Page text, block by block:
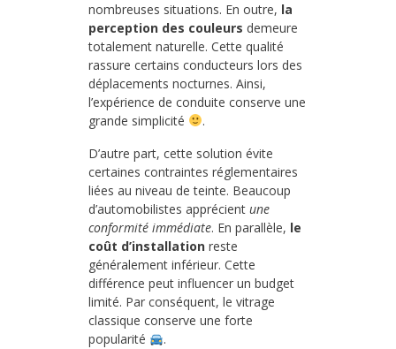
nombreuses situations. En outre, la
perception des couleurs demeure
totalement naturelle. Cette qualité
rassure certains conducteurs lors des
déplacements nocturnes. Ainsi,
l’expérience de conduite conserve une
grande simplicité
.
D’autre part, cette solution évite
certaines contraintes réglementaires
liées au niveau de teinte. Beaucoup
d’automobilistes apprécient une
conformité immédiate. En parallèle, le
coût d’installation reste
généralement inférieur. Cette
différence peut influencer un budget
limité. Par conséquent, le vitrage
classique conserve une forte
popularité
.